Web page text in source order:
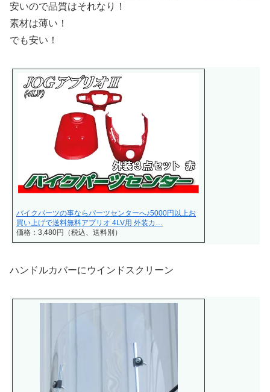
安いので品質はそれなり！
素材は薄い！
でも安い！
バイクパーツの事ならパーツセンターへ♪5000円以上お
買い上げで送料無料アプリオ 4LV用 外装カ…
価格：3,480円（税込、送料別）
ハンドルカバーにウインドスクリーン